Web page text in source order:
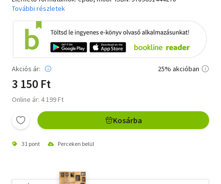
További részletek
Akciós ár:
3 150 Ft
Online ár: 4 199 Ft
25% akcióban
Kosárba
31 pont Perceken belül